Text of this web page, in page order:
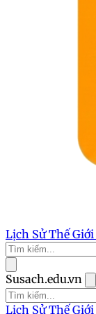
Lịch Sử Thế Giới
Susach.edu.vn
Lịch Sử Thế Giới